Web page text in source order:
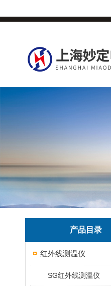
产品目录
红外线测温仪
SG红外线测温仪